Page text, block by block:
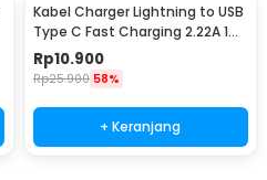
Kabel Charger Lightning to USB
Type C Fast Charging 2.22A 1M
- V12
Rp10.900
Rp25.900 58%
+ Keranjang